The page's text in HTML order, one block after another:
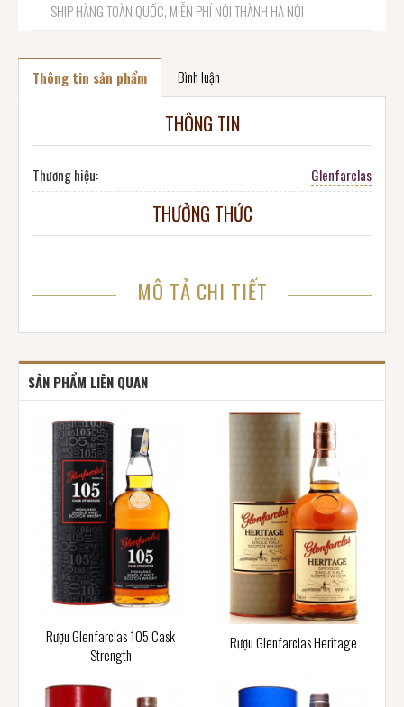
SHIP HÀNG TOÀN QUỐC, MIỄN PHÍ NỘI THÀNH HÀ NỘI
Thông tin sản phẩm Bình luận
THÔNG TIN
Thương hiệu: Glenfarclas
THƯỞNG THỨC
MÔ TẢ CHI TIẾT
SẢN PHẨM LIÊN QUAN
Rượu Glenfarclas 105 Cask
Strength
Rượu Glenfarclas Heritage